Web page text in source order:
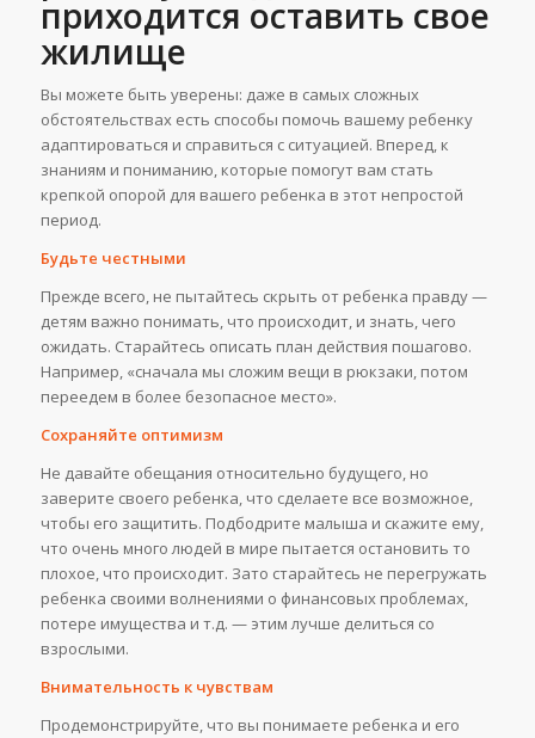
приходится оставить свое
жилище
Вы можете быть уверены: даже в самых сложных
обстоятельствах есть способы помочь вашему ребенку
адаптироваться и справиться с ситуацией. Вперед, к
знаниям и пониманию, которые помогут вам стать
крепкой опорой для вашего ребенка в этот непростой
период.
Будьте честными
Прежде всего, не пытайтесь скрыть от ребенка правду —
детям важно понимать, что происходит, и знать, чего
ожидать. Старайтесь описать план действия пошагово.
Например, «сначала мы сложим вещи в рюкзаки, потом
переедем в более безопасное место».
Сохраняйте оптимизм
Не давайте обещания относительно будущего, но
заверите своего ребенка, что сделаете все возможное,
чтобы его защитить. Подбодрите малыша и скажите ему,
что очень много людей в мире пытается остановить то
плохое, что происходит. Зато старайтесь не перегружать
ребенка своими волнениями о финансовых проблемах,
потере имущества и т.д. — этим лучше делиться со
взрослыми.
Внимательность к чувствам
Продемонстрируйте, что вы понимаете ребенка и его